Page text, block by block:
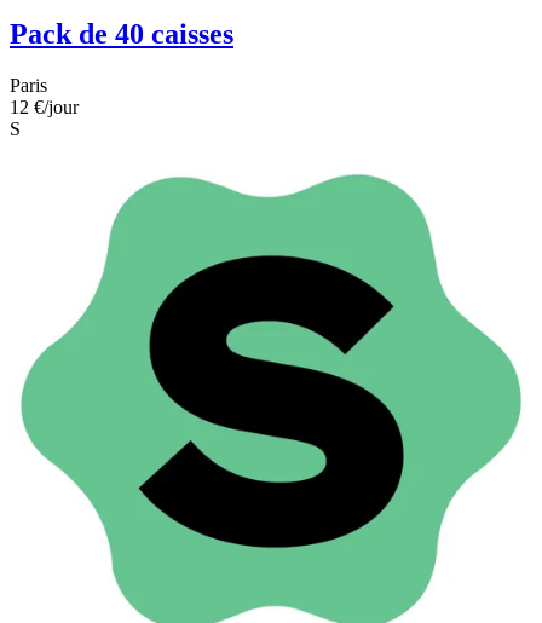
Pack de 40 caisses
Paris
12 €/jour
S